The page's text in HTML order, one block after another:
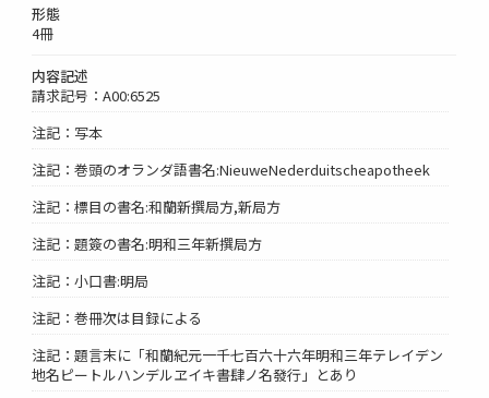
形態
4冊
内容記述
請求記号：A00:6525
注記：写本
注記：巻頭のオランダ語書名:NieuweNederduitscheapotheek
注記：標目の書名:和蘭新撰局方,新局方
注記：題簽の書名:明和三年新撰局方
注記：小口書:明局
注記：巻冊次は目録による
注記：題言末に「和蘭紀元一千七百六十六年明和三年テレイデン
地名ピートルハンデルヱイキ書肆ノ名發行」とあり